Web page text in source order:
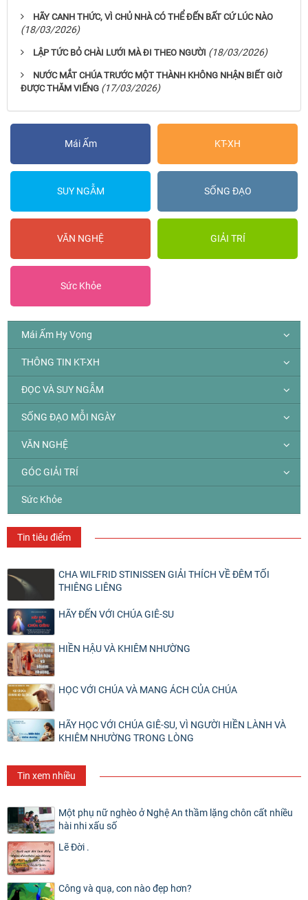
HÃY CANH THỨC, VÌ CHỦ NHÀ CÓ THỂ ĐẾN BẤT CỨ LÚC NÀO
(18/03/2026)
LẬP TỨC BỎ CHÀI LƯỚI MÀ ĐI THEO NGƯỜI (18/03/2026)
NƯỚC MẮT CHÚA TRƯỚC MỘT THÀNH KHÔNG NHẬN BIẾT GIỜ
ĐƯỢC THĂM VIẾNG (17/03/2026)
Mái Ấm KT-XH
SUY NGẪM SỐNG ĐẠO
VĂN NGHỆ GIẢI TRÍ
Sức Khỏe
Mái Ấm Hy Vọng
THÔNG TIN KT-XH
ĐỌC VÀ SUY NGẪM
SỐNG ĐẠO MỖI NGÀY
VĂN NGHỆ
GÓC GIẢI TRÍ
Sức Khỏe
Tin tiêu điểm
CHA WILFRID STINISSEN GIẢI THÍCH VỀ ĐÊM TỐI
THIÊNG LIÊNG
HÃY ĐẾN VỚI CHÚA GIÊ-SU
HIỀN HẬU VÀ KHIÊM NHƯỜNG
HỌC VỚI CHÚA VÀ MANG ÁCH CỦA CHÚA
HÃY HỌC VỚI CHÚA GIÊ-SU, VÌ NGƯỜI HIỀN LÀNH VÀ
KHIÊM NHƯỜNG TRONG LÒNG
Tin xem nhiều
Một phụ nữ nghèo ở Nghệ An thầm lặng chôn cất nhiều
hài nhi xấu số
Lẽ Đời .
Công và quạ, con nào đẹp hơn?